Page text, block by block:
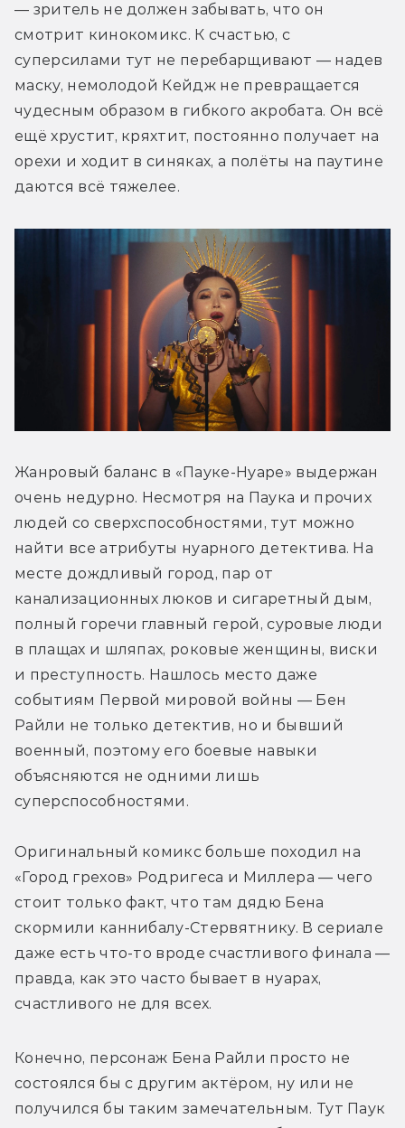
— зритель не должен забывать, что он
смотрит кинокомикс. К счастью, с
суперсилами тут не перебарщивают — надев
маску, немолодой Кейдж не превращается
чудесным образом в гибкого акробата. Он всё
ещё хрустит, кряхтит, постоянно получает на
орехи и ходит в синяках, а полёты на паутине
даются всё тяжелее.
Жанровый баланс в «Пауке-Нуаре» выдержан
очень недурно. Несмотря на Паука и прочих
людей со сверхспособностями, тут можно
найти все атрибуты нуарного детектива. На
месте дождливый город, пар от
канализационных люков и сигаретный дым,
полный горечи главный герой, суровые люди
в плащах и шляпах, роковые женщины, виски
и преступность. Нашлось место даже
событиям Первой мировой войны — Бен
Райли не только детектив, но и бывший
военный, поэтому его боевые навыки
объясняются не одними лишь
суперспособностями.
Оригинальный комикс больше походил на
«Город грехов» Родригеса и Миллера — чего
стоит только факт, что там дядю Бена
скормили каннибалу-Стервятнику. В сериале
даже есть что-то вроде счастливого финала —
правда, как это часто бывает в нуарах,
счастливого не для всех.
Конечно, персонаж Бена Райли просто не
состоялся бы с другим актёром, ну или не
получился бы таким замечательным. Тут Паук